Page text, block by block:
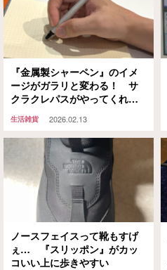
『金属製シャーペン』のイメ
ージがガラリと変わる！ サ
クラクレパスがやってくれま
生活雑貨 2026.02.13
ノースフェイスって靴もすげ
ぇ… 『スリッポン』がカッ
コいい上に歩きやすい